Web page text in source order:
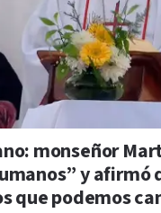
monseñor
y afirmó
que podemos